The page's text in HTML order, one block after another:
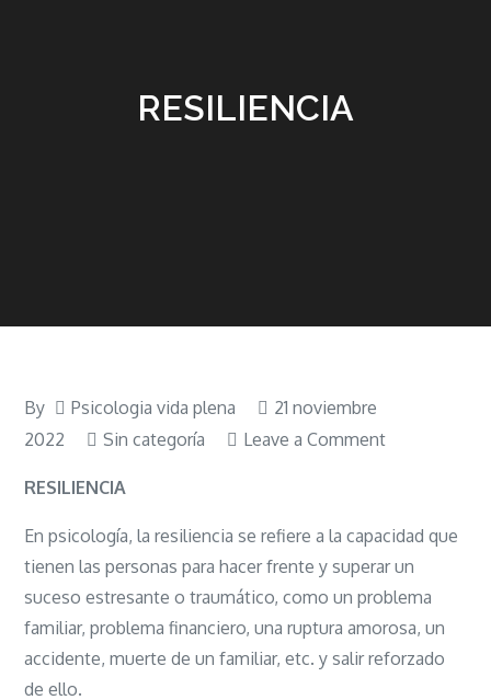
RESILIENCIA
By Psicologia vida plena
21 noviembre
2022
Sin categoría Leave a Commenton
RESILIENCIA
En psicología, la resiliencia se refiere a la capacidad que
tienen las personas para hacer frente y superar un
suceso estresante o traumático, como un problema
familiar, problema financiero, una ruptura amorosa, un
accidente, muerte de un familiar, etc. y salir reforzado
de ello.